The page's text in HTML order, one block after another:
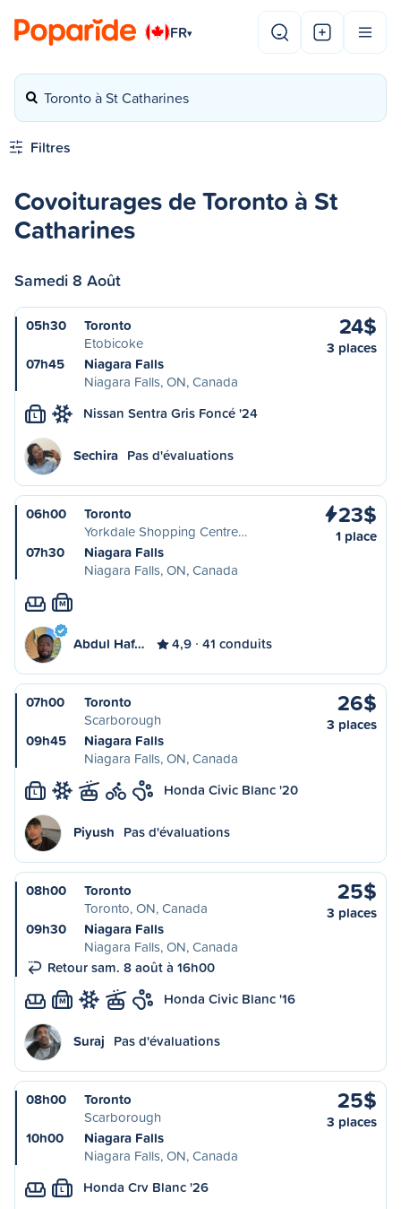
FR▾
Toronto à St Catharines
Filtres
Covoiturages de Toronto à St
Catharines
Samedi 8 Août
05h30
Toronto
Etobicoke
07h45
Niagara Falls
Niagara Falls, ON, Canada
24$
3 places
L Nissan Sentra Gris Foncé '24
Sechira Pas d'évaluations
06h00
Toronto
Yorkdale Shopping Centre…
07h30
Niagara Falls
Niagara Falls, ON, Canada
23$
1 place
M
Abdul Haf… 4,9 41 conduits
07h00
Toronto
Scarborough
09h45
Niagara Falls
Niagara Falls, ON, Canada
26$
3 places
L Honda Civic Blanc '20
Piyush Pas d'évaluations
08h00
Toronto
Toronto, ON, Canada
09h30
Niagara Falls
Niagara Falls, ON, Canada
Retour sam. 8 août à 16h00
25$
3 places
M Honda Civic Blanc '16
Suraj Pas d'évaluations
08h00
Toronto
Scarborough
10h00
Niagara Falls
Niagara Falls, ON, Canada
25$
3 places
L Honda Crv Blanc '26